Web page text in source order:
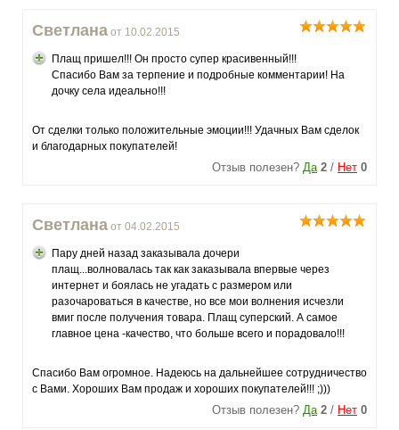
Светлана от 10.02.2015
Плащ пришел!!! Он просто супер красивенный!!!
Спасибо Вам за терпение и подробные комментарии! На
дочку села идеально!!!
От сделки только положительные эмоции!!! Удачных Вам сделок
и благодарных покупателей!
Отзыв полезен? Да 2 / Нет 0
Светлана от 04.02.2015
Пару дней назад заказывала дочери
плащ...волновалась так как заказывала впервые через
интернет и боялась не угадать с размером или
разочароваться в качестве, но все мои волнения исчезли
вмиг после получения товара. Плащ суперский. А самое
главное цена -качество, что больше всего и порадовало!!!
Спасибо Вам огромное. Надеюсь на дальнейшее сотрудничество
с Вами. Хороших Вам продаж и хороших покупателей!!! ;)))
Отзыв полезен? Да 2 / Нет 0